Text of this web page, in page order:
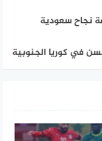
نجاح سعودية
في كوريا الجنوبية